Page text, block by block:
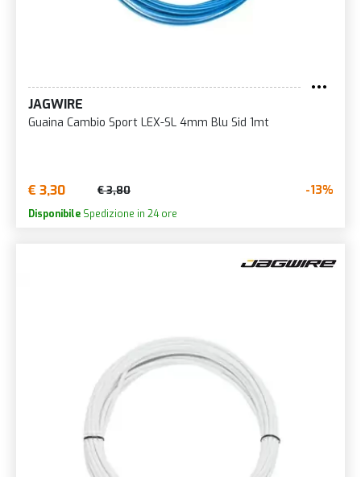
JAGWIRE
Guaina Cambio Sport LEX-SL 4mm Blu Sid 1mt
€ 3,30 € 3,80 -13%
Disponibile Spedizione in 24 ore